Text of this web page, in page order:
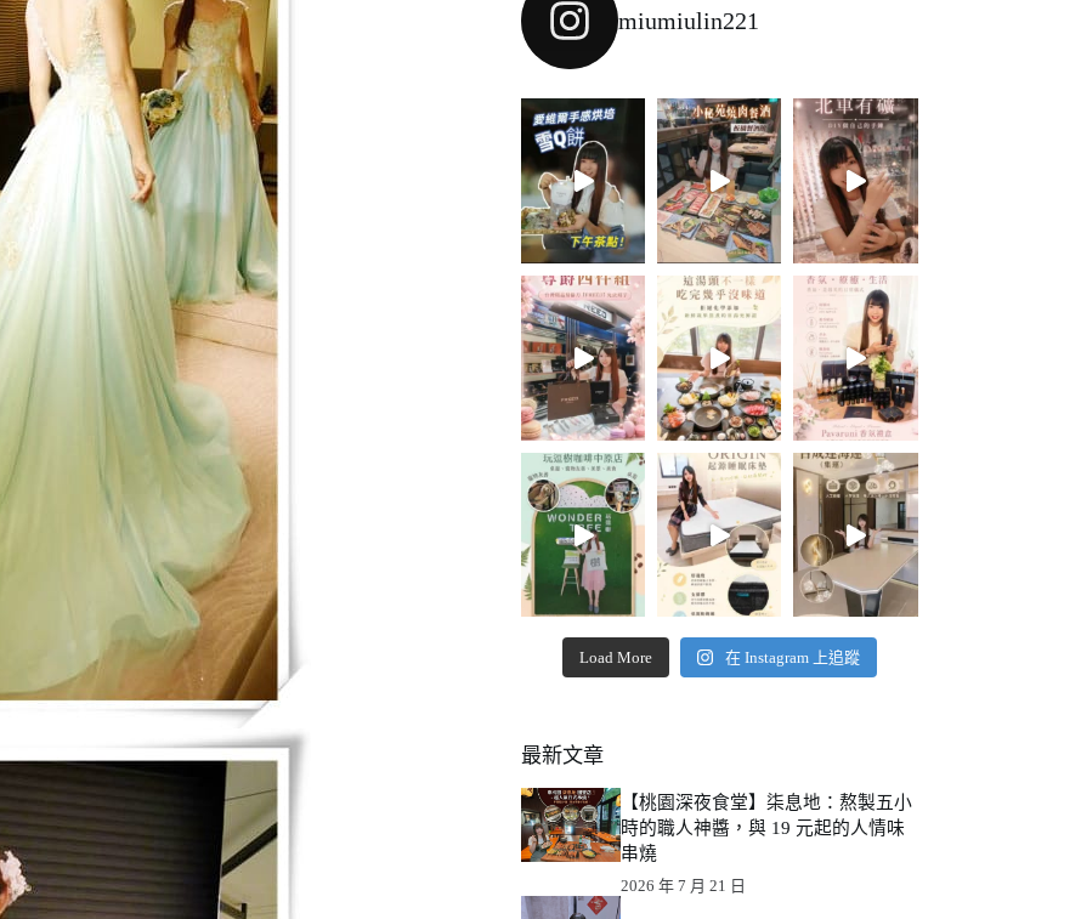
miumiulin221
Load More 在 Instagram 上追蹤
最新文章
【桃園深夜食堂】柒息地：熬製五小
時的職人神醬，與 19 元起的人情味
串燒
2026 年 7 月 21 日